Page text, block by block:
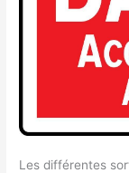
Les différentes